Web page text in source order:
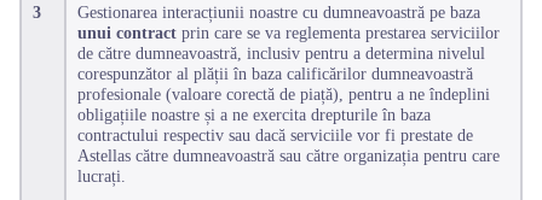
3
Gestionarea interacțiunii noastre cu dumneavoastră pe baza
unui contract prin care se va reglementa prestarea serviciilor
de către dumneavoastră, inclusiv pentru a determina nivelul
corespunzător al plății în baza calificărilor dumneavoastră
profesionale (valoare corectă de piață), pentru a ne îndeplini
obligațiile noastre și a ne exercita drepturile în baza
contractului respectiv sau dacă serviciile vor fi prestate de
Astellas către dumneavoastră sau către organizația pentru care
lucrați.